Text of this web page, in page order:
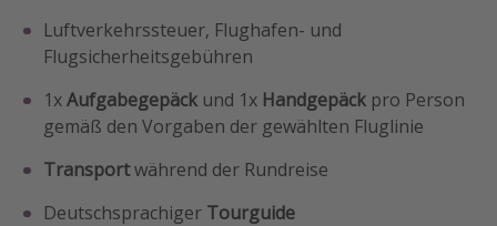
Luftverkehrssteuer, Flughafen- und
Flugsicherheitsgebühren
1xAufgabegepäck und 1x Handgepäck pro Person
gemäß den Vorgaben der gewählten Fluglinie
Transportwährend der Rundreise
Deutschsprachiger Tourguide